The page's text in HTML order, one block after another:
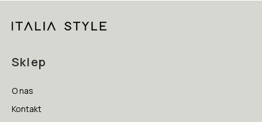
świetnie sprawdzą się w domu, miejscu pracy czy jako
dekoracje w kawiarni lub pokoju hotelowym. Tego typu produkty
pięknie będzie wyglądał zwłaszcza w pomieszczeniach
zdobne wazony z motywami zwierząt lub form geometrycznych
świetnie wkomponują się w aranżacje nowoczesne oraz
minimalistyczne.
Sklep
O nas
Kontakt